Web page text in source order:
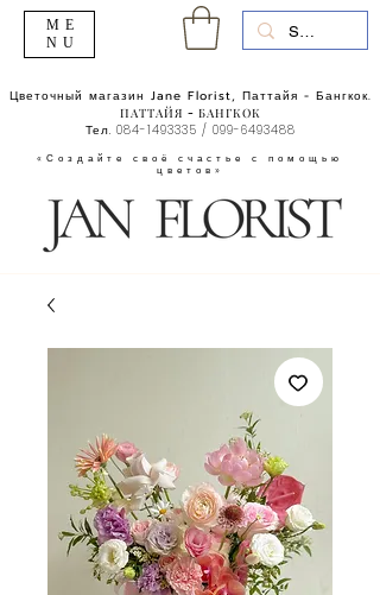
«Создайте своё счастье с помощью
цветов»
Цветочный магазин Jane Florist, Паттайя - Бангкок.
ПАТТАЙЯ - БАНГКОК
Тел. 084-1493335 / 099-6493488
ME
NU